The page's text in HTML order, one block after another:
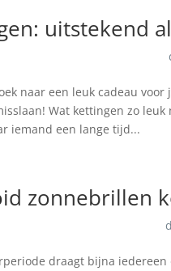
uitstekend
naar een leuk cadeau
Wat kettingen zo leuk
iemand een lange tijd...
zonnebrillen
draagt bijna